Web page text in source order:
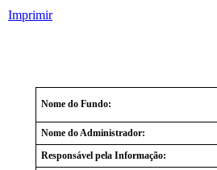
Imprimir
Nome do Fundo:
Nome do Administrador:
Responsável pela Informação: